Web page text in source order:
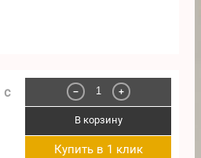
с
− +
В корзину
Купить в 1 клик